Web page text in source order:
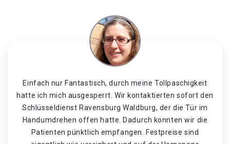
Einfach nur Fantastisch, durch meine Tollpaschigkeit
hatte ich mich ausgesperrt. Wir kontaktierten sofort den
Schlüsseldienst Ravensburg Waldburg, der die Tür im
Handumdrehen offen hatte. Dadurch konnten wir die
Patienten pünktlich empfangen. Festpreise sind